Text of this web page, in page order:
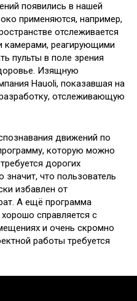
появились в нашей
применяются, например,
отслеживается
камерами, реагирующими
пульты в поле зрения
Изящную
Hauoli, показавшая на
отслеживающую
движений по
которую можно
дорогих
что пользователь
избавлен от
А ещё программа
справляется с
и очень скромно
работы требуется